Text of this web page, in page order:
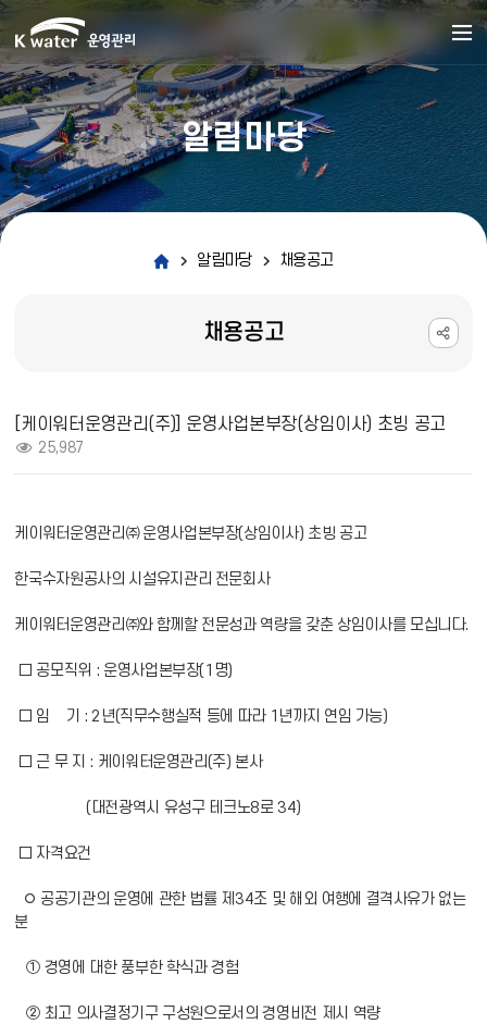
알림마당
알림마당 채용공고
채용공고
[케이워터운영관리(주)] 운영사업본부장(상임이사) 초빙 공고
25,987
케이워터운영관리㈜ 운영사업본부장(상임이사) 초빙 공고
한국수자원공사의 시설유지관리 전문회사
케이워터운영관리㈜와 함께할 전문성과 역량을 갖춘 상임이사를 모십니다.
□ 공모직위 : 운영사업본부장(1명)
□ 임 기 : 2년(직무수행실적 등에 따라 1년까지 연임 가능)
□ 근 무 지 : 케이워터운영관리(주) 본사
(대전광역시 유성구 테크노8로 34)
□ 자격요건
◦ 공공기관의 운영에 관한 법률 제34조 및 해외 여행에 결격사유가 없는
분
① 경영에 대한 풍부한 학식과 경험
② 최고 의사결정기구 구성원으로서의 경영비전 제시 역량